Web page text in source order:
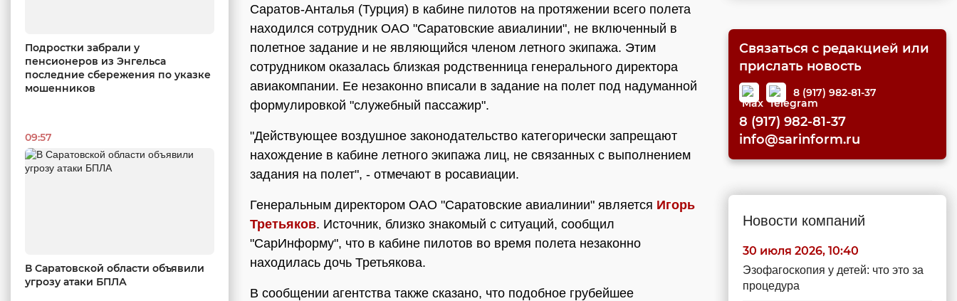
Подростки забрали у
пенсионеров из Энгельса
последние сбережения по указке
мошенников
09:57
В Саратовской области объявили
угрозу атаки БПЛА
Саратов-Анталья (Турция) в кабине пилотов на протяжении всего полета
находился сотрудник ОАО "Саратовские авиалинии", не включенный в
полетное задание и не являющийся членом летного экипажа. Этим
сотрудником оказалась близкая родственница генерального директора
авиакомпании. Ее незаконно вписали в задание на полет под надуманной
формулировкой "служебный пассажир".
"Действующее воздушное законодательство категорически запрещают
нахождение в кабине летного экипажа лиц, не связанных с выполнением
задания на полет", - отмечают в росавиации.
Генеральным директором ОАО "Саратовские авиалинии" является Игорь
Третьяков. Источник, близко знакомый с ситуаций, сообщил
"СарИнформу", что в кабине пилотов во время полета незаконно
находилась дочь Третьякова.
В сообщении агентства также сказано, что подобное грубейшее
Связаться с редакцией или
прислать новость
8 (917) 982-81-37
8 (917) 982-81-37
info@sarinform.ru
Новости компаний
30 июля 2026, 10:40
Эзофагоскопия у детей: что это за
процедура